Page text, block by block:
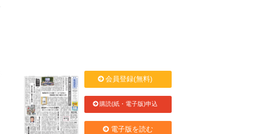
会員登録(無料)
購読(紙・電子版)申込
電子版を読む